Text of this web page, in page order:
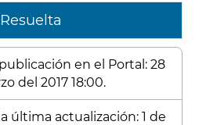
Resuelta
en el Portal: 28
del 2017 18:00.
última actualización: 1 de